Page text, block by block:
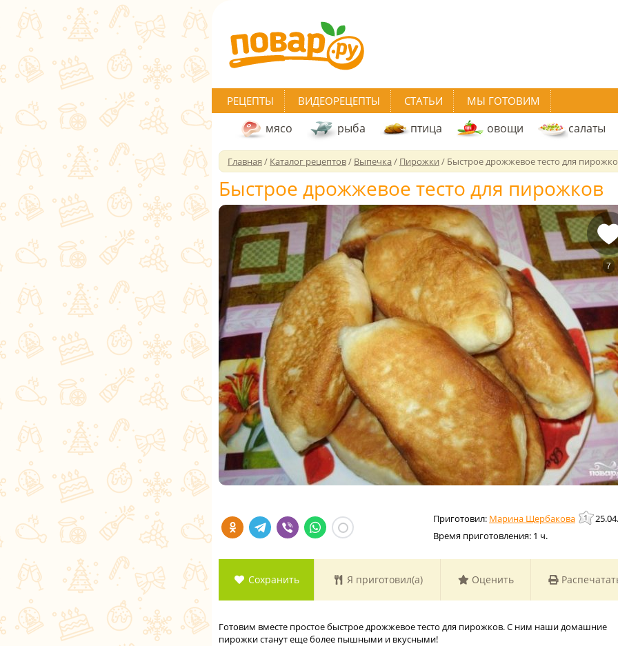
РЕЦЕПТЫ ВИДЕОРЕЦЕПТЫ СТАТЬИ МЫ ГОТОВИМ
мясо рыба птица овощи салаты
Главная / Каталог рецептов/ Выпечка/ Пирожки / Быстрое дрожжевое тесто для
Быстрое дрожжевое тесто для пирожков
7
Марина Щербакова
Время приготовления: 1 ч.
Сохранить Я приготовил(а) Оценить
Готовим вместе простое быстрое дрожжевое тесто для пирожков. С ним наши домашние
пирожки станут еще более пышными и вкусными!